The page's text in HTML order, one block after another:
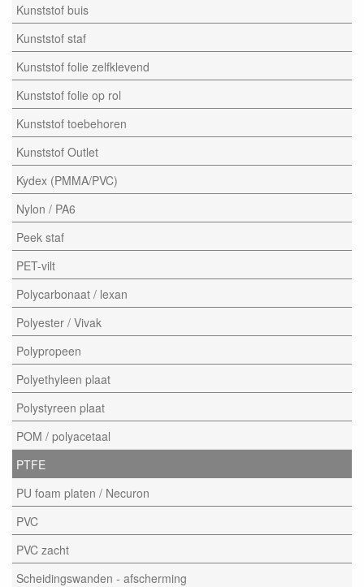
Kunststof buis
Kunststof staf
Kunststof folie zelfklevend
Kunststof folie op rol
Kunststof toebehoren
Kunststof Outlet
Kydex (PMMA/PVC)
Nylon / PA6
Peek staf
PET-vilt
Polycarbonaat / lexan
Polyester / Vivak
Polypropeen
Polyethyleen plaat
Polystyreen plaat
POM / polyacetaal
PTFE
PU foam platen / Necuron
PVC
PVC zacht
Scheidingswanden - afscherming